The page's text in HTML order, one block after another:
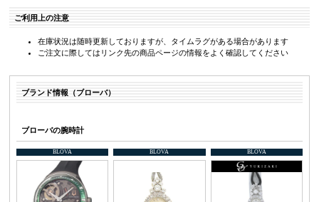
ご利用上の注意
在庫状況は随時更新しておりますが、タイムラグがある場合があります
ご注文に際してはリンク先の商品ページの情報をよく確認してください
ブランド情報（ブローバ）
ブローバの腕時計
BLOVA BLOVA BLOVA